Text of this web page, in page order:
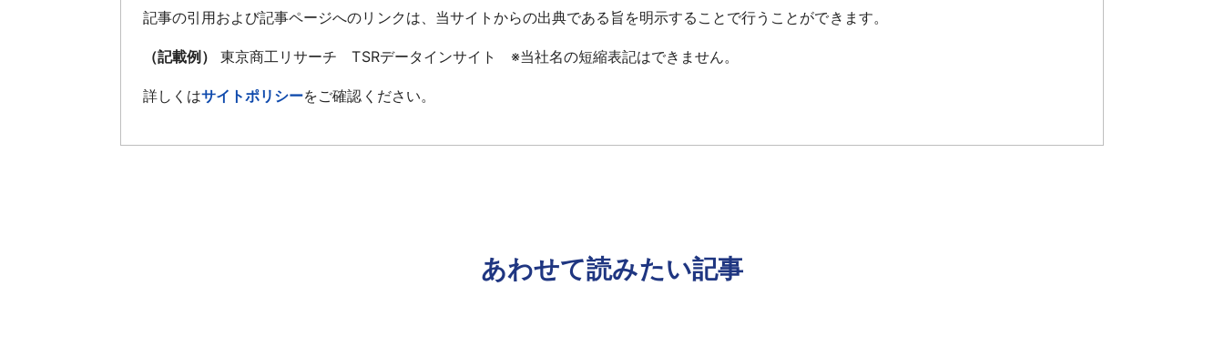
記事の引用および記事ページへのリンクは、当サイトからの出典である旨を明示することで行うことができます。
（記載例） 東京商工リサーチ TSRデータインサイト ※当社名の短縮表記はできません。
詳しくはサイトポリシーをご確認ください。
あわせて読みたい記事